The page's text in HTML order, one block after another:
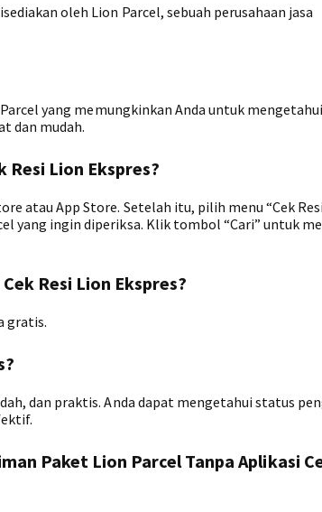
oleh Lion Parcel, sebuah perusahaan jasa
yang memungkinkan Anda untuk
dan mudah.
Resi Lion Ekspres?
atau App Store. Setelah itu, pilih menu “Cek
yang ingin diperiksa. Klik tombol “Cari” untuk
Resi Lion Ekspres?
gratis.
dan praktis. Anda dapat mengetahui status
Paket Lion Parcel Tanpa Aplikasi